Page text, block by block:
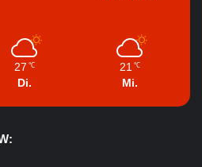
27 ℃
Di.
21 ℃
Mi.